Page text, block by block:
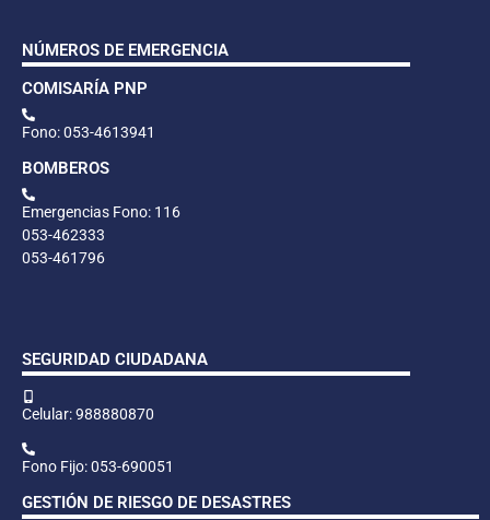
NÚMEROS DE EMERGENCIA
COMISARÍA PNP
Fono: 053-4613941
BOMBEROS
Emergencias Fono: 116
053-462333
053-461796
SEGURIDAD CIUDADANA
Celular: 988880870
Fono Fijo: 053-690051
GESTIÓN DE RIESGO DE DESASTRES